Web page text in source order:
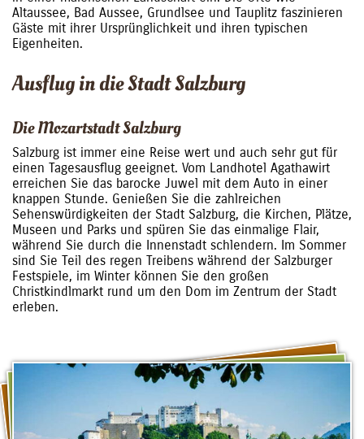
Altaussee, Bad Aussee, Grundlsee und Tauplitz faszinieren
Gäste mit ihrer Ursprünglichkeit und ihren typischen
Eigenheiten.
Ausflug in die Stadt Salzburg
Die Mozartstadt Salzburg
Salzburg ist immer eine Reise wert und auch sehr gut für
einen Tagesausflug geeignet. Vom Landhotel Agathawirt
erreichen Sie das barocke Juwel mit dem Auto in einer
knappen Stunde. Genießen Sie die zahlreichen
Sehenswürdigkeiten der Stadt Salzburg, die Kirchen, Plätze,
Museen und Parks und spüren Sie das einmalige Flair,
während Sie durch die Innenstadt schlendern. Im Sommer
sind Sie Teil des regen Treibens während der Salzburger
Festspiele, im Winter können Sie den großen
Christkindlmarkt rund um den Dom im Zentrum der Stadt
erleben.